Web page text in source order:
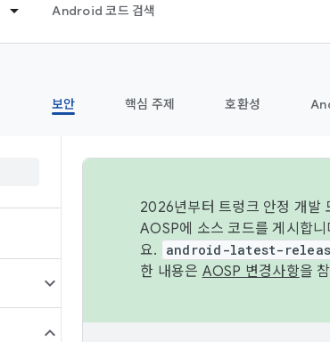
Android 코드 검색
보안 핵심 주제 호환성
2026년부터 트렁크 안정 개발
AOSP에 소스 코드를 게시합
요.
android-latest-
한 내용은 AOSP 변경사항을